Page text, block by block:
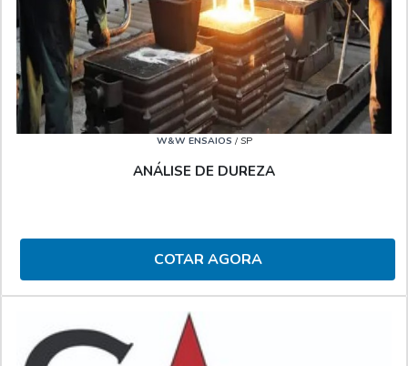
W&W ENSAIOS / SP
ANÁLISE DE DUREZA
COTAR AGORA